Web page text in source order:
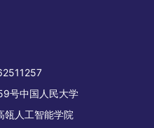
号中国人民大学
人工智能学院